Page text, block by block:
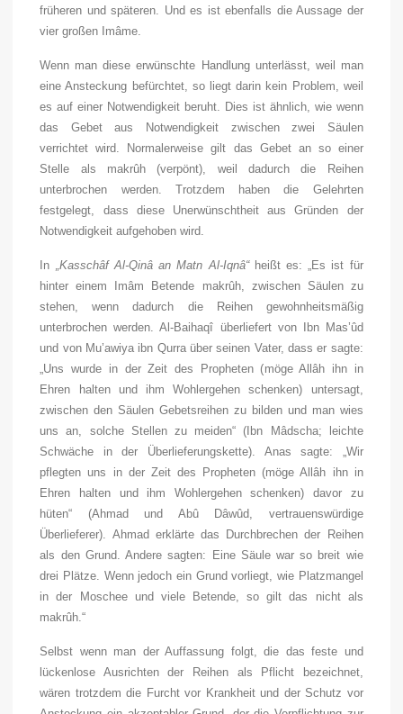
früheren und späteren. Und es ist ebenfalls die Aussage der
vier großen Imâme.
Wenn man diese erwünschte Handlung unterlässt, weil man
eine Ansteckung befürchtet, so liegt darin kein Problem, weil
es auf einer Notwendigkeit beruht. Dies ist ähnlich, wie wenn
das Gebet aus Notwendigkeit zwischen zwei Säulen
verrichtet wird. Normalerweise gilt das Gebet an so einer
Stelle als makrûh (verpönt), weil dadurch die Reihen
unterbrochen werden. Trotzdem haben die Gelehrten
festgelegt, dass diese Unerwünschtheit aus Gründen der
Notwendigkeit aufgehoben wird.
In „Kasschâf Al-Qinâ an Matn Al-Iqnâ“heißt es: „Es ist für
hinter einem Imâm Betende makrûh, zwischen Säulen zu
stehen, wenn dadurch die Reihen gewohnheitsmäßig
unterbrochen werden. Al-Baihaqî überliefert von Ibn Mas’ûd
und von Mu’awiya ibn Qurra über seinen Vater, dass er sagte:
„Uns wurde in der Zeit des Propheten (möge Allâh ihn in
Ehren halten und ihm Wohlergehen schenken) untersagt,
zwischen den Säulen Gebetsreihen zu bilden und man wies
uns an, solche Stellen zu meiden“ (Ibn Mâdscha; leichte
Schwäche in der Überlieferungskette). Anas sagte: „Wir
pflegten uns in der Zeit des Propheten (möge Allâh ihn in
Ehren halten und ihm Wohlergehen schenken) davor zu
hüten“ (Ahmad und Abû Dâwûd, vertrauenswürdige
Überlieferer). Ahmad erklärte das Durchbrechen der Reihen
als den Grund. Andere sagten: Eine Säule war so breit wie
drei Plätze. Wenn jedoch ein Grund vorliegt, wie Platzmangel
in der Moschee und viele Betende, so gilt das nicht als
makrûh.“
Selbst wenn man der Auffassung folgt, die das feste und
lückenlose Ausrichten der Reihen als Pflicht bezeichnet,
wären trotzdem die Furcht vor Krankheit und der Schutz vor